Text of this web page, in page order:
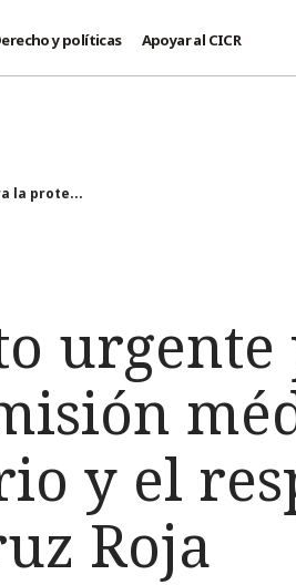
y políticas Apoyar al CICR
la prote...
urgente
y el
Roja